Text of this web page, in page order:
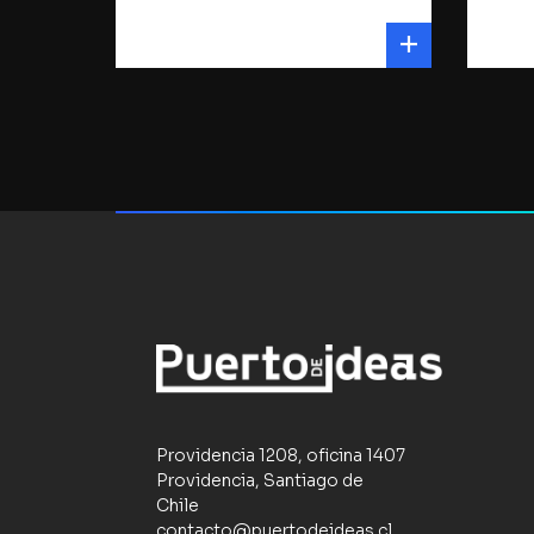
Providencia 1208, oficina 1407
Providencia, Santiago de
Chile